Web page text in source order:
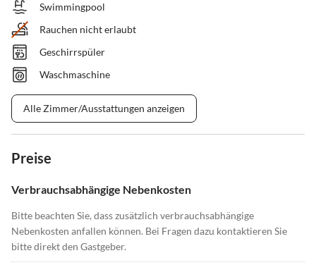
Swimmingpool
Rauchen nicht erlaubt
Geschirrspüler
Waschmaschine
Alle Zimmer/Ausstattungen anzeigen
Preise
Verbrauchsabhängige Nebenkosten
Bitte beachten Sie, dass zusätzlich verbrauchsabhängige
Nebenkosten anfallen können. Bei Fragen dazu kontaktieren Sie
bitte direkt den Gastgeber.